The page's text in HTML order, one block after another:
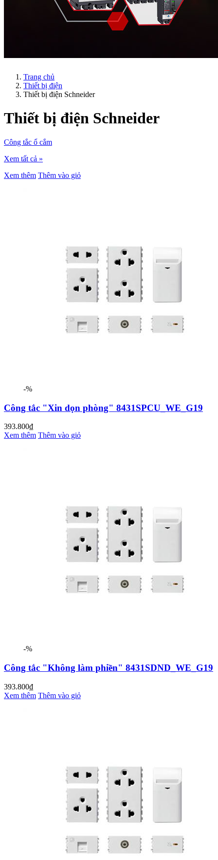
Trang chủ
Thiết bị điện
Thiết bị điện Schneider
Thiết bị điện Schneider
Công tắc ổ cắm
Xem tất cả »
Xem thêm Thêm vào giỏ
-%
Công tắc "Xin dọn phòng" 8431SPCU_WE_G19
393.800₫
Xem thêm Thêm vào giỏ
-%
Công tắc "Không làm phiền" 8431SDND_WE_G19
393.800₫
Xem thêm Thêm vào giỏ